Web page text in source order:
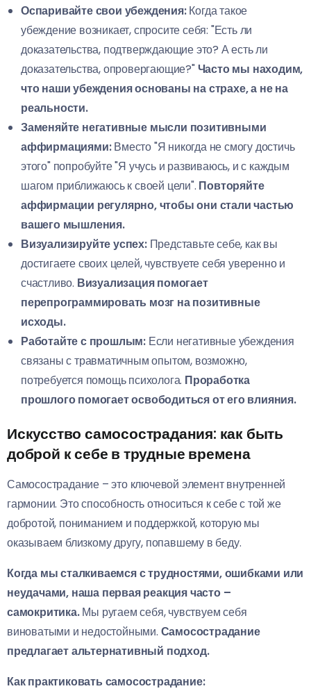
Оспаривайте свои убеждения:Когда такое
убеждение возникает, спросите себя: "Есть ли
доказательства, подтверждающие это? А есть ли
доказательства, опровергающие?"Часто мы находим,
что наши убеждения основаны на страхе, а не на
реальности.
Заменяйте негативные мысли позитивными
аффирмациями:Вместо "Я никогда не смогу достичь
этого" попробуйте "Я учусь и развиваюсь, и с каждым
шагом приближаюсь к своей цели". Повторяйте
аффирмации регулярно, чтобы они стали частью
вашего мышления.
Визуализируйте успех:Представьте себе, как вы
достигаете своих целей, чувствуете себя уверенно и
счастливо. Визуализация помогает
перепрограммировать мозг на позитивные
исходы.
Работайте с прошлым: Если негативные убеждения
связаны с травматичным опытом, возможно,
потребуется помощь психолога. Проработка
прошлого помогает освободиться от его влияния.
Искусство самосострадания: как быть
доброй к себе в трудные времена
Самосострадание – это ключевой элемент внутренней
гармонии. Это способность относиться к себе с той же
добротой, пониманием и поддержкой, которую мы
оказываем близкому другу, попавшему в беду.
Когда мы сталкиваемся с трудностями, ошибками или
неудачами, наша первая реакция часто –
самокритика.Мы ругаем себя, чувствуем себя
виноватыми и недостойными. Самосострадание
предлагает альтернативный подход.
Как практиковать самосострадание: